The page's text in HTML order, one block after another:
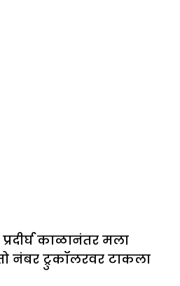
काळानंतर मला
नंबर ट्रुकॉलरवर टाकला